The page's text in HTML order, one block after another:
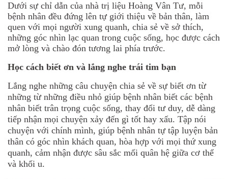
Dưới sự chỉ dẫn của nhà trị liệu Hoàng Vân Tư, mỗi
bệnh nhân đều đứng lên tự giới thiệu về bản thân, làm
quen với mọi người xung quanh, chia sẻ về sở thích,
những góc nhìn lạc quan trong cuộc sống, học được cách
mở lòng và chào đón tương lai phía trước.
Học cách biết ơn và lắng nghe trái tim bạn
Lắng nghe những câu chuyện chia sẻ về sự biết ơn từ
những từ những điều nhỏ giúp bệnh nhân biết các bệnh
nhân biết trân trọng cuộc sống, thay đổi tư duy, dễ dàng
tiếp nhận mọi chuyện xảy đến gì tốt hay xấu. Tập nói
chuyện với chính mình, giúp bệnh nhân tự tập luyện bản
thân có góc nhìn khách quan, hòa hợp với mọi thứ xung
quanh, cảm nhận được sâu sắc mối quân hệ giữa cơ thể
và khối u.